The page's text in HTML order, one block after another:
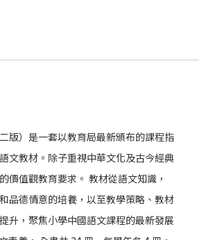
版）是一套以教育局最新頒布的課程指
文教材。除子重視中華文化及古今經典
價值觀教育要求。 教材從語文知識，
品德情意的培養，以至教學策略、教材
升，聚焦小學中國語文課程的最新發展